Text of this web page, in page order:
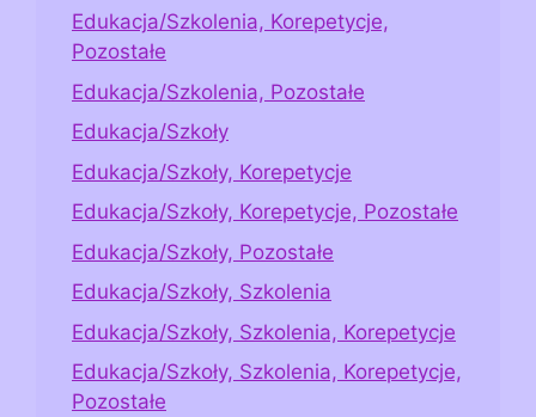
Edukacja/Szkolenia, Korepetycje,
Pozostałe
Edukacja/Szkolenia, Pozostałe
Edukacja/Szkoły
Edukacja/Szkoły, Korepetycje
Edukacja/Szkoły, Korepetycje, Pozostałe
Edukacja/Szkoły, Pozostałe
Edukacja/Szkoły, Szkolenia
Edukacja/Szkoły, Szkolenia, Korepetycje
Edukacja/Szkoły, Szkolenia, Korepetycje,
Pozostałe